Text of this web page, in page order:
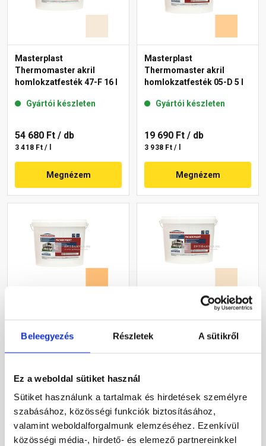
Beleegyezés Részletek A sütikről
Ez a weboldal sütiket használ
Sütiket használunk a tartalmak és hirdetések személyre
szabásához, közösségi funkciók biztosításához,
valamint weboldalforgalmunk elemzéséhez. Ezenkívül
közösségi média-, hirdető- és elemező partnereinkkel
Masterplast
Thermomaster akril
homlokzatfesték 47-F 16 l
Gyártói készleten
54 680 Ft / db
3 418 Ft / l
Megnézem
Masterplast
Thermomaster akril
homlokzatfesték 05-D 5 l
Gyártói készleten
19 690 Ft / db
3 938 Ft / l
Megnézem
homlokzatfesték 05-C 5 l
4 475 Ft / l
Megnézem
homlokzatfesték 48-E 16 l
3 430 Ft / l
Megnézem